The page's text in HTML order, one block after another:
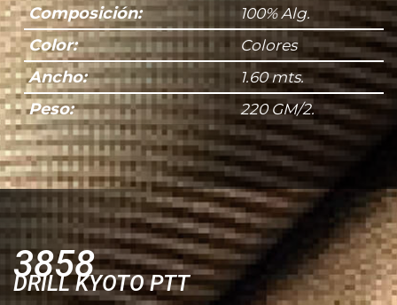
Composición: 100% Alg.
Color: Colores
Ancho: 1.60 mts.
Peso: 220 GM/2.
3858
DRILL KYOTO PTT